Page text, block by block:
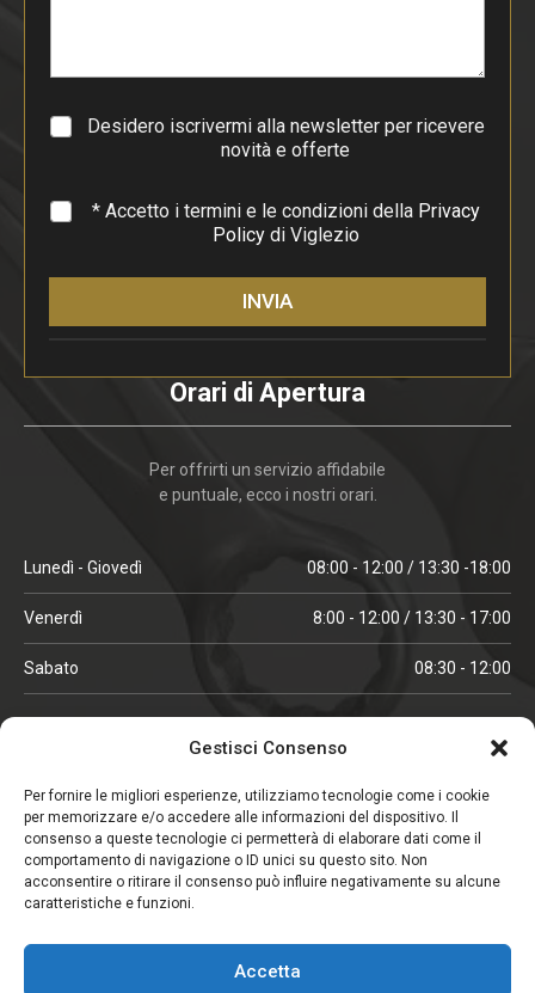
Gestisci Consenso
Per fornire le migliori esperienze, utilizziamo tecnologie come i cookie
per memorizzare e/o accedere alle informazioni del dispositivo. Il
consenso a queste tecnologie ci permetterà di elaborare dati come il
comportamento di navigazione o ID unici su questo sito. Non
acconsentire o ritirare il consenso può influire negativamente su alcune
caratteristiche e funzioni.
Accetta
g
a
f
Desidero iscrivermi alla newsletter per ricevere
novità e offerte
* * Accetto i termini e le condizioni della Privacy
Policydi Viglezio
INVIA
Orari di Apertura
Per offrirti un servizio affidabile
e puntuale, ecco i nostri orari.
Lunedì - Giovedì 08:00 - 12:00 / 13:30 -18:00
Venerdì 8:00 - 12:00 / 13:30 - 17:00
Sabato 08:30 - 12:00
ORARI IN ALTA STAGIONE
Lunedì - Venerdì 08:00 - 12:00 / 13:30 -18:00
Sabato 08:00 - 12:00
CHIUSO IL SABATO
(gennaio, febbraio, agosto, settembre)